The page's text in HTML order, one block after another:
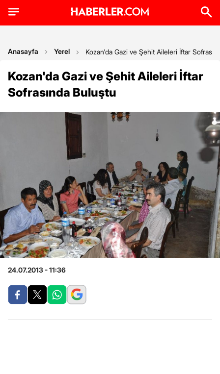
Anasayfa Yerel Kozan'da Gazi ve Şehit Aileleri İftar
Kozan'da Gazi ve Şehit Aileleri İftar
Sofrasında Buluştu
24.07.2013 - 11:36